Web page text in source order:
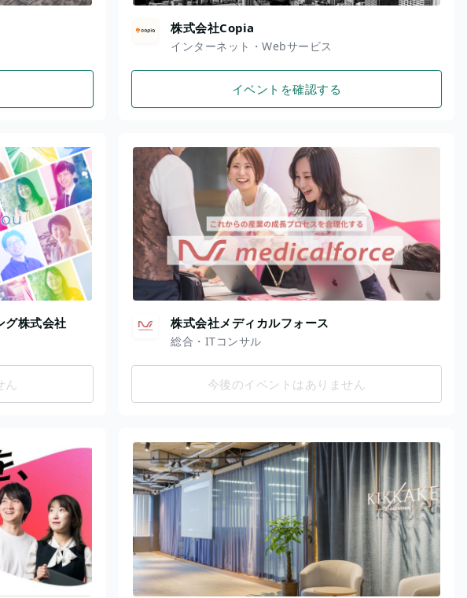
株式会社Copia
インターネット・Webサービス
イベントを確認する
グ株式会社
ん
株式会社メディカルフォース
総合・ITコンサル
今後のイベントはありません